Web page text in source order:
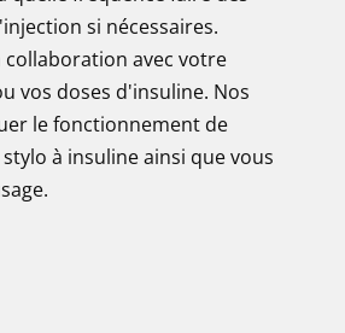
si nécessaires.
collaboration avec votre
vos doses d'insuline. Nos
le fonctionnement de
à insuline ainsi que vous